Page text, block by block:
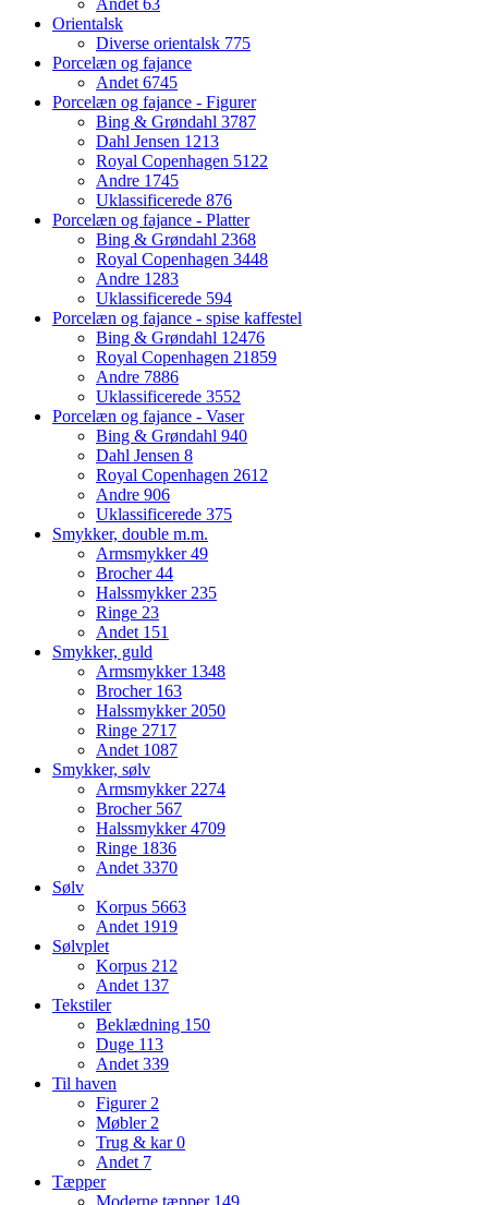
Andet 63
Orientalsk
Diverse orientalsk 775
Porcelæn og fajance
Andet 6745
Porcelæn og fajance - Figurer
Bing & Grøndahl 3787
Dahl Jensen 1213
Royal Copenhagen 5122
Andre 1745
Uklassificerede 876
Porcelæn og fajance - Platter
Bing & Grøndahl 2368
Royal Copenhagen 3448
Andre 1283
Uklassificerede 594
Porcelæn og fajance - spise kaffestel
Bing & Grøndahl 12476
Royal Copenhagen 21859
Andre 7886
Uklassificerede 3552
Porcelæn og fajance - Vaser
Bing & Grøndahl 940
Dahl Jensen 8
Royal Copenhagen 2612
Andre 906
Uklassificerede 375
Smykker, double m.m.
Armsmykker49
Brocher44
Halssmykker 235
Ringe 23
Andet 151
Smykker, guld
Armsmykker 1348
Brocher 163
Halssmykker 2050
Ringe 2717
Andet 1087
Smykker, sølv
Armsmykker 2274
Brocher 567
Halssmykker4709
Ringe 1836
Andet 3370
Sølv
Korpus 5663
Andet 1919
Sølvplet
Korpus 212
Andet 137
Tekstiler
Beklædning 150
Duge 113
Andet 339
Til haven
Figurer 2
Møbler 2
Trug & kar0
Andet 7
Tæpper